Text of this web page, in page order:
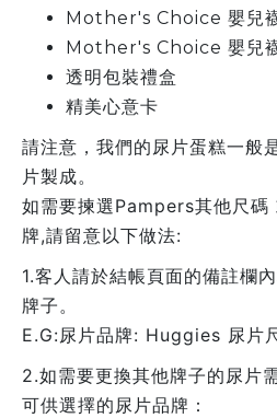
Mother's Choice 嬰兒
Mother's Choice 嬰兒
透明包裝禮盒
精美心意卡
請注意，我們的尿片蛋糕一般
片製成。
如需要揀選Pampers其他尺碼
牌,請留意以下做法:
1.客人請於結帳頁面的備註欄
牌子。
E.G:尿片品牌: Huggies 尿片
2.如需要更換其他牌子的尿片
可供選擇的尿片品牌：